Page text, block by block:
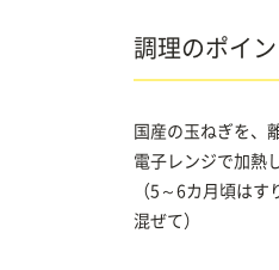
調理のポイン
国産の玉ねぎを、
電子レンジで加熱
（5～6カ月頃は
混ぜて）